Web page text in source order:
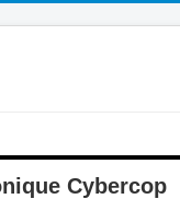
Cybercop